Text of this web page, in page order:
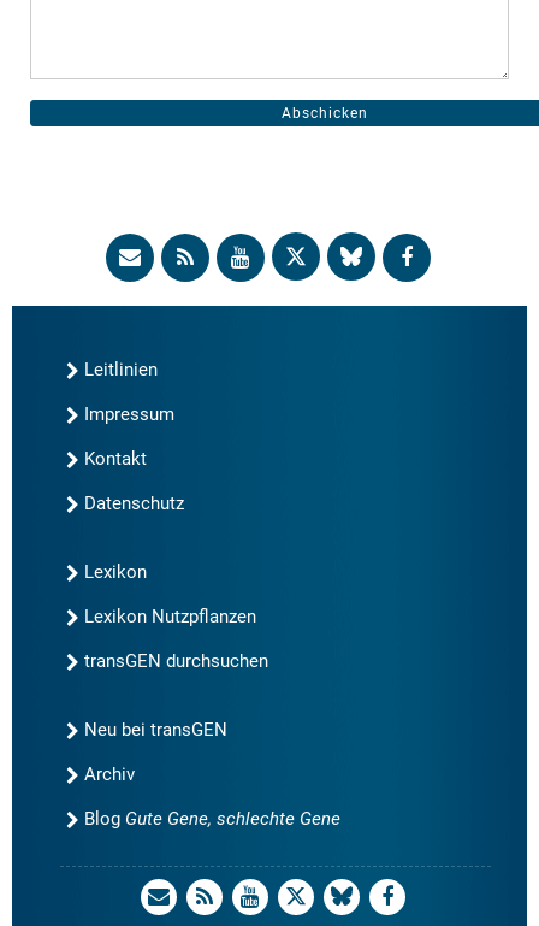
Leitlinien
Impressum
Kontakt
Datenschutz
Lexikon
Lexikon Nutzpflanzen
transGEN durchsuchen
Neu bei transGEN
Archiv
Blog Gute Gene, schlechte Gene